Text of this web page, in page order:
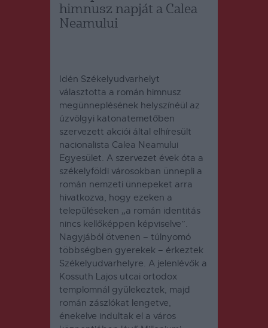
himnusz napját a Calea
Neamului
Idén Székelyudvarhelyt
választotta a román himnusz
megünneplésének helyszínéül az
úzvölgyi katonatemetőben
szervezett akciói által elhíresült
nacionalista Calea Neamului
Egyesület. A szervezet évek óta a
székelyföldi városokban ünnepli a
román nemzeti ünnepeket arra
hivatkozva, hogy ezeken a
településeken „a román identitás
nincs kellőképpen képviselve”.
Nagyjából ötvenen – túlnyomó
többségben gyerekek – érkeztek
Székelyudvarhelyre. A jelenlévők a
Kossuth Lajos utcai ortodox
templomnál gyülekeztek, majd
román zászlókat lengetve,
énekelve indultak el a város